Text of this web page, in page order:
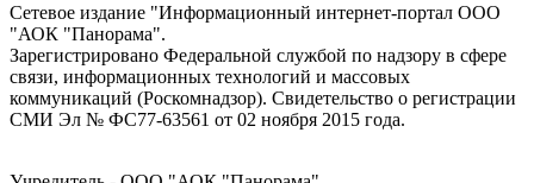
Сетевое издание "Информационный интернет-портал ООО
"АОК "Панорама".
Зарегистрировано Федеральной службой по надзору в сфере
связи, информационных технологий и массовых
коммуникаций (Роскомнадзор). Cвидетельство о регистрации
СМИ Эл № ФС77-63561 от 02 ноября 2015 года.